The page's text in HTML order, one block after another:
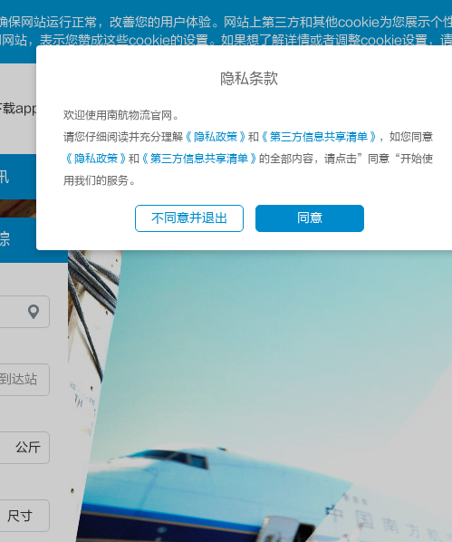
网站运行正常，改善您的用户体验。网站上第三方和其他cookie为您展示个
站，表示您赞成这些cookie的设置。如果想了解详情或者调整cookie设置，
载app 客户服务热线
交易平台
公斤
尺寸
隐私条款
欢迎使用南航物流官网。
请您仔细阅读并充分理解 《隐私政策》 和 《第三方信息共享清单》 ，如您同意
《隐私政策》 和 《第三方信息共享清单》 的全部内容，请点击”同意“开始使
用我们的服务。
不同意并退出 同意